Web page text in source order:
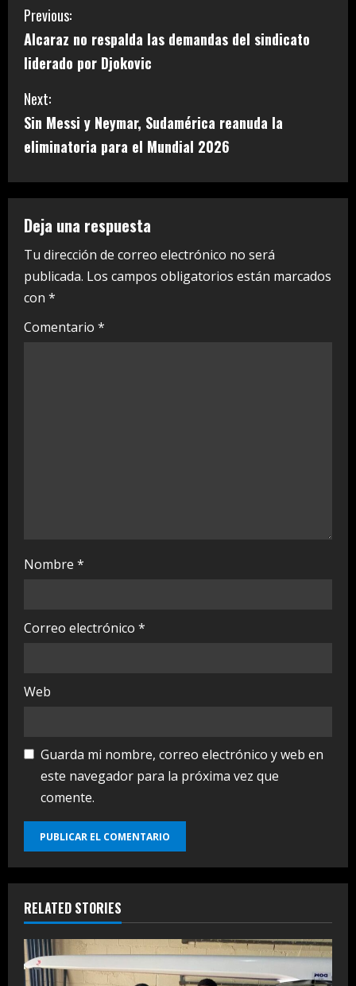
C
o
n
t
i
n
u
e
R
e
Previous:
Alcaraz no respalda las demandas del sindicato
liderado por Djokovic
Next:
Sin Messi y Neymar, Sudamérica reanuda la
eliminatoria para el Mundial 2026
Deja una respuesta
Tu dirección de correo electrónico no será
publicada. Los campos obligatorios están marcados
con *
Comentario *
Nombre *
Correo electrónico *
Web
Guarda mi nombre, correo electrónico y web en
este navegador para la próxima vez que
comente.
RELATED STORIES